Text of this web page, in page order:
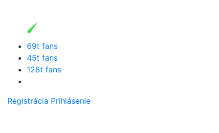
69t fans
45t fans
128t fans
Registrácia Prihlásenie